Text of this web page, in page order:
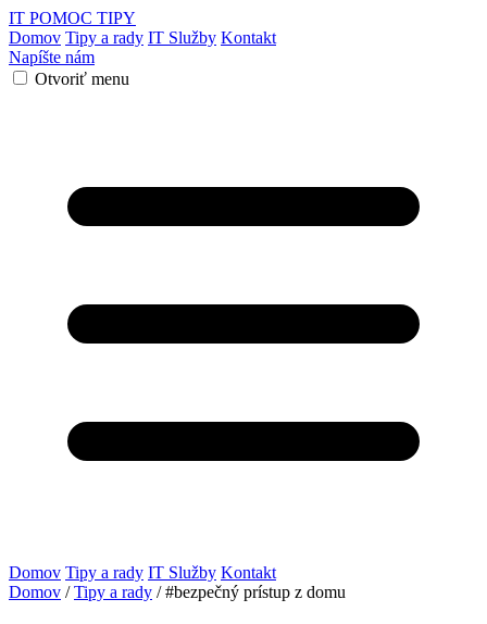
IT POMOC TIPY
Domov Tipy a rady IT Služby Kontakt
Napíšte nám
Otvoriť menu
Domov Tipy a rady IT Služby Kontakt
Domov / Tipy a rady / #bezpečný prístup z domu